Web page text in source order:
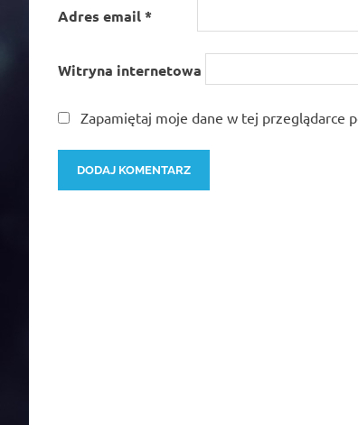
Adres email*
Witryna internetowa
Zapamiętaj moje dane w tej przeglądarce